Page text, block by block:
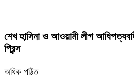
শেখ হাসিনা ও আওয়ামী লীগ
প্রিন্স
অধিক পঠিত